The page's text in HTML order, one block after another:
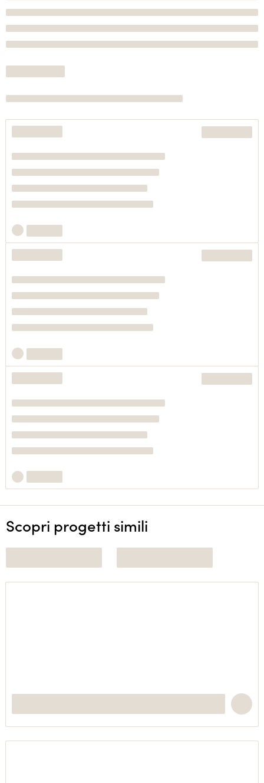
Scopri progetti simili